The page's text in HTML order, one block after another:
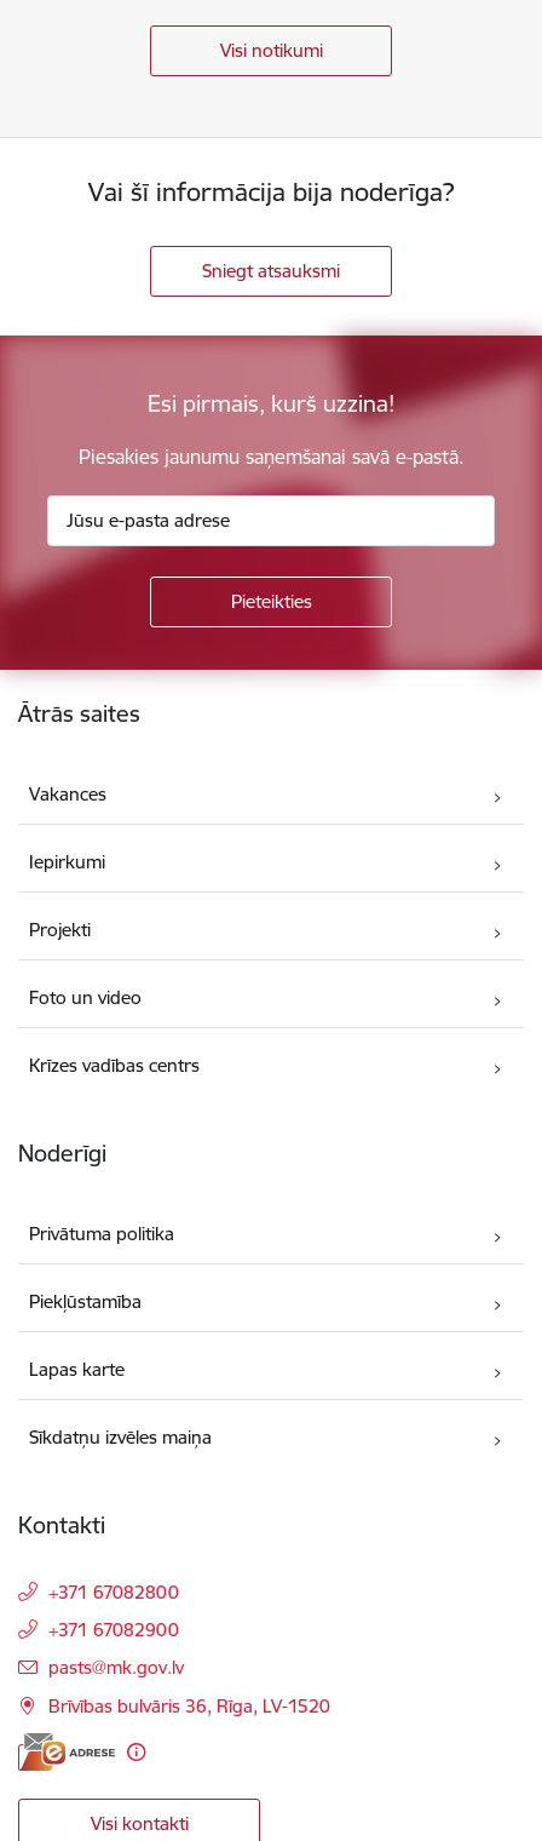
Visi notikumi
Vai šī informācija bija noderīga?
Sniegt atsauksmi
Esi pirmais, kurš uzzina!
Piesakies jaunumu saņemšanai savā e-pastā.
Kājene
Ātrās saites
Vakances
Iepirkumi
Projekti
Foto un video
Krīzes vadības centrs
Noderīgi
Privātuma politika
Piekļūstamība
Lapas karte
Sīkdatņu izvēles maiņa
Kontakti
+371 67082800
+371 67082900
E-pasts:
pasts@mk.gov.lv
Brīvības bulvāris 36, Rīga, LV-1520
Visi kontakti